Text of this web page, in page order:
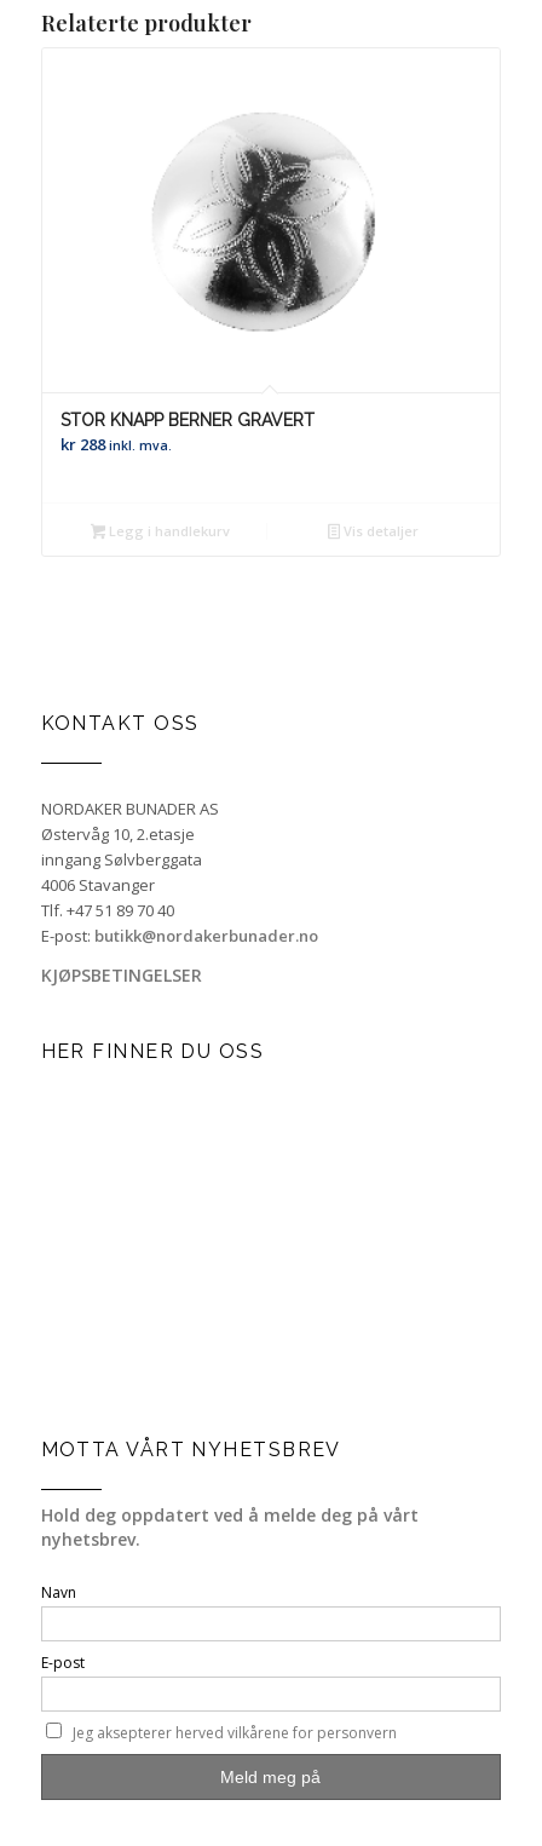
Relaterte produkter
STOR KNAPP BERNER GRAVERT
kr288 inkl. mva.
Legg i handlekurv Vis detaljer
KONTAKT OSS
NORDAKER BUNADER AS
Østervåg 10, 2.etasje
inngang Sølvberggata
4006 Stavanger
Tlf. +47 51 89 70 40
E-post: butikk@nordakerbunader.no
KJØPSBETINGELSER
HER FINNER DU OSS
MOTTA VÅRT NYHETSBREV
Hold deg oppdatert ved å melde deg på vårt
nyhetsbrev.
Navn
E-post
Jeg aksepterer herved vilkårene for personvern